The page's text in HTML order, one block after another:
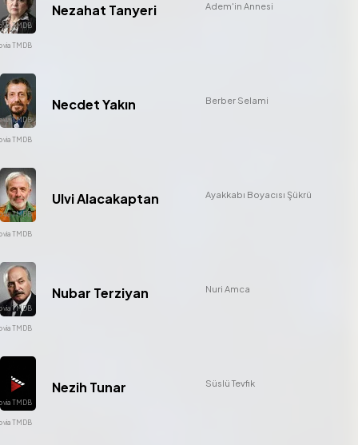
Nezahat Tanyeri Adem'in Annesi
Necdet Yakın Berber Selami
Ulvi Alacakaptan Ayakkabı Boyacısı Şükrü
Nubar Terziyan Nuri Amca
Nezih Tunar Süslü Tevfik